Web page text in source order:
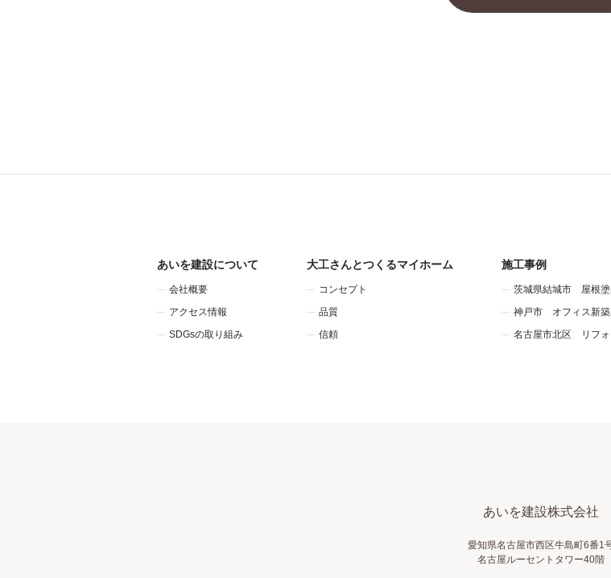
あいを建設について
会社概要
アクセス情報
SDGsの取り組み
大工さんとつくるマイホーム
コンセプト
品質
信頼
施工事例
茨城県結城市 屋根塗
神戸市 オフィス新築
名古屋市北区 リフォ
あいを建設株式会社
愛知県名古屋市西区牛島町6番1
名古屋ルーセントタワー40階